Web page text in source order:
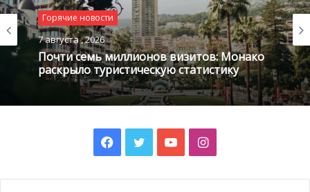
Горячие новости
7 августа , 2026
Почти семь миллионов визитов: Монако
раскрыло туристическую статистику
Facebook
TwitterYouTubeInstagram